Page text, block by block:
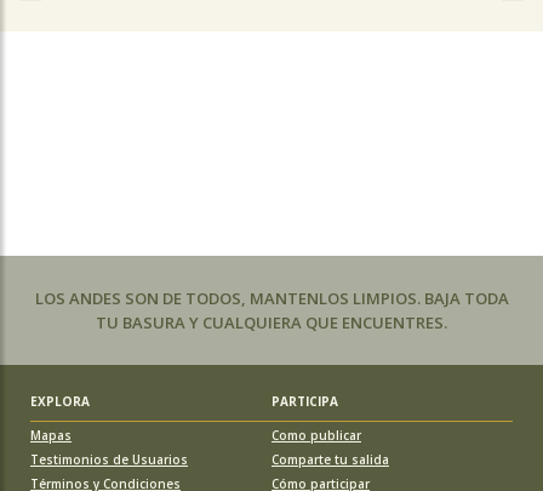
LOS ANDES SON DE TODOS, MANTENLOS LIMPIOS. BAJA TODA
TU BASURA Y CUALQUIERA QUE ENCUENTRES.
EXPLORA
PARTICIPA
Mapas
Testimonios de Usuarios
Términos y Condiciones
Como publicar
Comparte tu salida
Cómo participar